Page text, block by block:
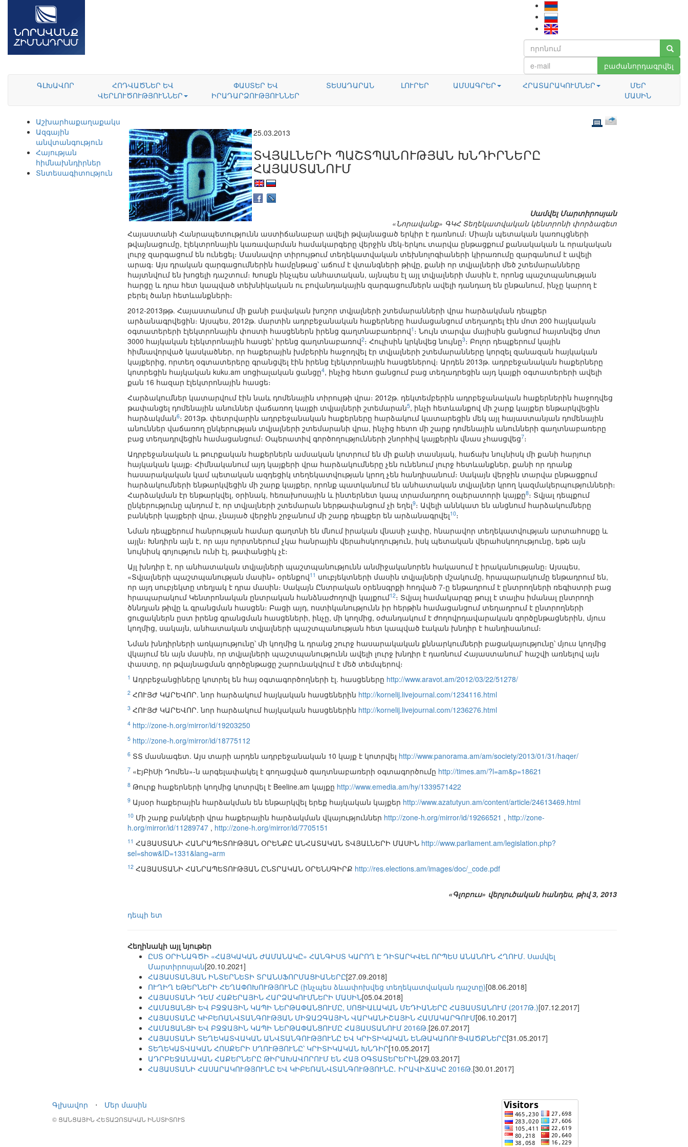
բաժանորդագրվել
ԳԼԽԱՎՈՐ
ՀՈԴՎԱԾՆԵՐ ԵՎ
ՎԵՐԼՈՒԾՈՒԹՅՈՒՆՆԵՐ
ՓԱՍՏԵՐ ԵՎ
ԻՐԱԴԱՐՁՈՒԹՅՈՒՆՆԵՐ
ՏԵՍԱԴԱՐԱՆ ԼՈՒՐԵՐ ԱՄՍԱԳՐԵՐ ՀՐԱՏԱՐԱԿՈՒՄՆԵՐ
ՄԵՐ
ՄԱՍԻՆ
Աշխարհաքաղաքականություն
Ազգային
անվտանգություն
Հայության
հիմնախնդիրներ
Տնտեսագիտություն
25.03.2013
ՏՎՅԱԼՆԵՐԻ ՊԱՇՏՊԱՆՈՒԹՅԱՆ ԽՆԴԻՐՆԵՐԸ
ՀԱՅԱՍՏԱՆՈՒՄ
Սամվել Մարտիրոսյան
«Նորավանք» ԳԿՀ Տեղեկատվական կենտրոնի փորձագետ
Հայաստանի Հանրապետությունն աստիճանաբար ավելի թվայնացած երկիր է դառնում։ Միայն պետական կառույցների
թվայնացումը, էլեկտրոնային կառավարման համակարգերը վերջին մեկ-երկու տարվա ընթացքում քանակական և որակական
լուրջ զարգացում են ունեցել։ Մասնավոր տիրույթում տեղեկատվական տեխնոլոգիաների կիրառումը զարգանում է ավելի
արագ։ Այս դրական զարգացումներին համընթաց՝ աճում է վտանգների թիվը, քանի որ տվյալների մեծ շտեմարանները
հայտնվում են խոցելի դաշտում։ Խոսքն ինչպես անհատական, այնպես էլ այլ տվյալների մասին է, որոնց պաշտպանության
հարցը և դրա հետ կապված տեխնիկական ու բովանդակային զարգացումներն ավելի դանդաղ են ընթանում, ինչը կարող է
բերել ծանր հետևանքների։
2012-2013թթ. Հայաստանում մի քանի բավական խոշոր տվյալների շտեմարանների վրա հարձակման դեպքեր
արձանագրվեցին։ Այսպես, 2012թ. մարտին ադրբեջանական հաքերները համացանցում տեղադրել էին մոտ 200 հայկական
օգտատերերի էլեկտրոնային փոստի հասցեներն իրենց գաղտնաբառերով1 ։ Նույն տարվա մայիսին ցանցում հայտնվեց մոտ
3000 հայկական էլեկտրոնային հասցե՝ իրենց գաղտնաբառով2։ Հուլիսին կրկնվեց նույնը3։ Բոլոր դեպքերում կային
հիմնավորված կասկածներ, որ հաքերային խմբերին հաջողվել էր տվյալների շտեմարանները կորզել զանազան հայկական
կայքերից, որտեղ օգտատերերը գրանցվել էին իրենց էլեկտրոնային հասցեներով։ Արդեն 2013թ. ադրբեջանական հաքերները
կոտրեցին հայկական kuku.am սոցիալական ցանցը4, ինչից հետո ցանցում բաց տեղադրեցին այդ կայքի օգտատերերի ավելի
քան 16 հազար էլեկտրոնային հասցե։
Հարձակումներ կատարվում էին նաև դոմենային տիրույթի վրա։ 2012թ. դեկտեմբերին ադրբեջանական հաքերներին հաջողվեց
թափանցել դոմենային անուններ վաճառող կայքի տվյալների շտեմարան5, ինչի հետևանքով մի շարք կայքեր ենթարկվեցին
հարձակման6։ 2013թ. փետրվարին ադրբեջանական հաքերները հարձակում կատարեցին մեկ այլ հայաստանյան դոմենային
անուններ վաճառող ընկերության տվյալների շտեմարանի վրա, ինչից հետո մի շարք դոմենային անունների գաղտնաբառերը
բաց տեղադրվեցին համացանցում։ Օպերատիվ գործողությունների շնորհիվ կայքերին վնաս չհասցվեց7։
Ադրբեջանական և թուրքական հաքերներն ամսական կոտրում են մի քանի տասնյակ, հաճախ նույնիսկ մի քանի հարյուր
հայկական կայք։ Հիմնականում այդ կայքերի վրա հարձակումները չեն ունենում լուրջ հետևանքներ, քանի որ դրանք
հասարակական կամ պետական ազդեցիկ տեղեկատվության կրող չեն հանդիսանում։ Սակայն վերջին տարվա ընթացքում
հարձակումների ենթարկվեցին մի շարք կայքեր, որոնք պատկանում են անհատական տվյալներ կրող կազմակերպությունների։
Հարձակման էր ենթարկվել, օրինակ, հեռախոսային և ինտերնետ կապ տրամադրող օպերատորի կայքը8։ Տվյալ դեպքում
ընկերությունը պնդում է, որ տվյալների շտեմարան ներթափանցում չի եղել9։ Ավելի աննկատ են անցնում հարձակումները
բանկերի կայքերի վրա, չնայած վերջին շրջանում մի շարք դեպքեր են արձանագրվել10։
Նման դեպքերում հանրության համար գաղտնի են մնում իրական վնասի չափը, հնարավոր տեղեկատվության արտահոսքը և
այլն։ Խնդիրն այն է, որ այս ոլորտներում չկա հանրային վերահսկողություն, իսկ պետական վերահսկողությունը, եթե այն
նույնիսկ գոյություն ունի էլ, թափանցիկ չէ։
Այլ խնդիր է, որ անհատական տվյալների պաշտպանությունն անմիջականորեն հակասում է իրականությանը։ Այսպես,
«Տվյալների պաշտպանության մասին» օրենքով11 սուբյեկտների մասին տվյալների մշակումը, հրապարակումը ենթադրում են,
որ այդ սուբյեկտը տեղյակ է դրա մասին։ Սակայն Ընտրական օրենսգրքի հոդված 7-ը ենթադրում է ընտրողների ռեգիստրի բաց
հրապարակում Կենտրոնական ընտրական հանձնաժողովի կայքում12։ Տվյալ համակարգը թույլ է տալիս իմանալ ընտրողի
ծննդյան թիվը և գրանցման հասցեն։ Բացի այդ, ոստիկանությունն իր հերթին համացանցում տեղադրում է ընտրողների
ցուցակներն ըստ իրենց գրանցման հասցեների, ինչը, մի կողմից, օժանդակում է ժողովրդավարական գործընթացներին, մյուս
կողմից, սակայն, անհատական տվյալների պաշտպանության հետ կապված էական խնդիր է հանդիսանում։
Նման խնդիրների առկայությունը՝ մի կողմից և դրանց շուրջ հասարակական քննարկումների բացակայությունը՝ մյուս կողմից
վկայում են այն մասին, որ տվյալների պաշտպանությունն ավելի լուրջ խնդիր է դառնում Հայաստանում՝ հաշվի առնելով այն
փաստը, որ թվայնացման գործընթացը շարունակվում է մեծ տեմպերով։
1 Ադրբեջանցիները կոտրել են հայ օգտագործողների էլ. հասցեները http://www.aravot.am/2012/03/22/51278/
2 ՀՈՒՅԺ ԿԱՐԵՎՈՐ. նոր հարձակում հայկական հասցեներին http://kornelij.livejournal.com/1234116.html
3 ՀՈՒՅԺ ԿԱՐԵՎՈՐ. նոր հարձակում հայկական հասցեներին http://kornelij.livejournal.com/1236276.html
4 http://zone-h.org/mirror/id/19203250
5 http://zone-h.org/mirror/id/18775112
6 ՏՏ մասնագետ. Այս տարի արդեն ադրբեջանական 10 կայք է կոտրվել http://www.panorama.am/am/society/2013/01/31/haqer/
7 «ԷյԲիՍի Դոմեն»-ն արգելափակել է գողացված գաղտնաբառերի օգտագործումը http://times.am/?l=am&p=18621
8 Թուրք հաքերների կողմից կոտրվել է Beeline.am կայքը http://www.emedia.am/hy/1339571422
9 Այսօր հաքերային հարձակման են ենթարկվել երեք հայկական կայքեր http://www.azatutyun.am/content/article/24613469.html
10 Մի շարք բանկերի վրա հաքերային հարձակման վկայություններ http://zone-h.org/mirror/id/19266521 , http://zone-
h.org/mirror/id/11289747 , http://zone-h.org/mirror/id/7705151
11 ՀԱՅԱՍՏԱՆԻ ՀԱՆՐԱՊԵՏՈՒԹՅԱՆ ՕՐԵՆՔԸ ԱՆՀԱՏԱԿԱՆ ՏՎՅԱԼՆԵՐԻ ՄԱՍԻՆ http://www.parliament.am/legislation.php?
sel=show&ID=1331&lang=arm
12 ՀԱՅԱՍՏԱՆԻ ՀԱՆՐԱՊԵՏՈՒԹՅԱՆ ԸՆՏՐԱԿԱՆ ՕՐԵՆՍԳԻՐՔ http://res.elections.am/images/doc/_code.pdf
«Գլոբուս» վերլուծական հանդես, թիվ 3, 2013
դեպի ետ
Հեղինակի այլ նյութեր
ԸՍՏ ՕՐԻՆԱԳԾԻ «ՀԱՅԿԱԿԱՆ ԺԱՄԱՆԱԿԸ» ՀԱՆԳԻՍՏ ԿԱՐՈՂ Է ԴԻՏԱՐԿՎԵԼ ՈՐՊԵՍ ԱՆԱՆՈՒՆ ՀՂՈՒՄ. Սամվել
Մարտիրոսյան[20.10.2021]
ՀԱՅԱՍՏԱՆՅԱՆ ԻՆՏԵՐՆԵՏԻ ՏՐԱՆՍՖՈՐՄԱՑԻԱՆԵՐԸ[27.09.2018]
ՈՒՂԻՂ ԵԹԵՐՆԵՐԻ ՀԵՂԱՓՈԽՈՒԹՅՈՒՆԸ (ինչպես ձևափոխվեց տեղեկատվական դաշտը)[08.06.2018]
ՀԱՅԱՍՏԱՆԻ ԴԵՄ ՀԱՔԵՐԱՅԻՆ ՀԱՐՁԱԿՈՒՄՆԵՐԻ ՄԱՍԻՆ[05.04.2018]
ՀԱՄԱՑԱՆՑԻ ԵՎ ԲՋՋԱՅԻՆ ԿԱՊԻ ՆԵՐԹԱՓԱՆՑՈՒՄԸ, ՍՈՑԻԱԼԱԿԱՆ ՄԵԴԻԱՆԵՐԸ ՀԱՅԱՍՏԱՆՈՒՄ (2017Թ.)[07.12.2017]
ՀԱՅԱՍՏԱՆԸ ԿԻԲԵՌԱՆՎՏԱՆԳՈՒԹՅԱՆ ՄԻՋԱԶԳԱՅԻՆ ՎԱՐԿԱՆԻՇԱՅԻՆ ՀԱՄԱԿԱՐԳՈՒՄ[06.10.2017]
ՀԱՄԱՑԱՆՑԻ ԵՎ ԲՋՋԱՅԻՆ ԿԱՊԻ ՆԵՐԹԱՓԱՆՑՈՒՄԸ ՀԱՅԱՍՏԱՆՈՒՄ 2016Թ.[26.07.2017]
ՀԱՅԱՍՏԱՆԻ ՏԵՂԵԿԱՏՎԱԿԱՆ ԱՆՎՏԱՆԳՈՒԹՅՈՒՆԸ ԵՎ ԿՐԻՏԻԿԱԿԱՆ ԵՆԹԱԿԱՌՈՒՑՎԱԾՔՆԵՐԸ[31.05.2017]
ՏԵՂԵԿԱՏՎԱԿԱՆ ՀՈՍՔԵՐԻ ՍՂՈՒԹՅՈՒՆԸ՝ ԿՐԻՏԻԿԱԿԱՆ ԽՆԴԻՐ[10.05.2017]
ԱԴՐԲԵՋԱՆԱԿԱՆ ՀԱՔԵՐՆԵՐԸ ԹԻՐԱԽԱՎՈՐՈՒՄ ԵՆ ՀԱՅ ՕԳՏԱՏԵՐԵՐԻՆ[29.03.2017]
ՀԱՅԱՍՏԱՆԻ ՀԱՍԱՐԱԿՈՒԹՅՈՒՆԸ ԵՎ ԿԻԲԵՌԱՆՎՏԱՆԳՈՒԹՅՈՒՆԸ․ ԻՐԱՎԻՃԱԿԸ 2016Թ.[30.01.2017]
Գլխավոր ⋅ Մեր մասին
© ՑԱՆՑԱՅԻՆ ՀԵՏԱԶՈՏԱԿԱՆ ԻՆՍՏԻՏՈՒՏ